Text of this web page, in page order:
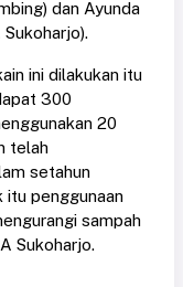
dan Ayunda
ini dilakukan itu
300
20
telah
setahun
itu penggunaan
sampah
Sukoharjo.